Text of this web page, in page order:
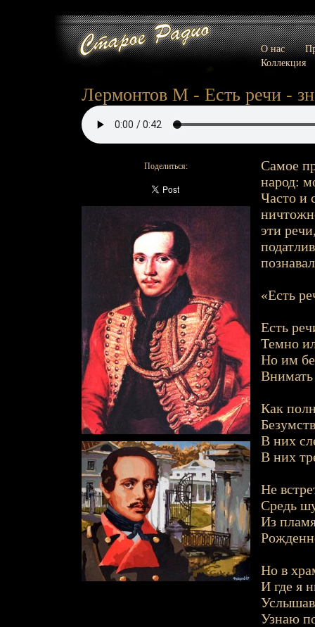
О нас
Коллекция
Лермонтов М - Есть речи -
Поделиться:
Самое
народ:
Часто и
эти
«Есть
Есть
Темно
Но им
Как
В них
В них
Не
Средь
Из
Но в
И где я
Узнаю